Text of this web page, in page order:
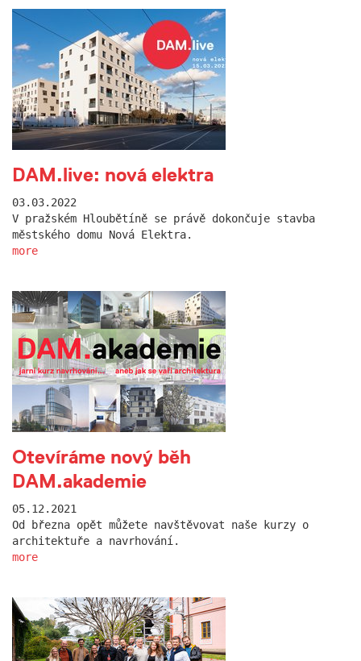
DAM.live: nová elektra
03.03.2022
V pražském Hloubětíně se právě dokončuje stavba
městského domu Nová Elektra.
more
Otevíráme nový běh
DAM.akademie
05.12.2021
Od března opět můžete navštěvovat naše kurzy o
architektuře a navrhování.
more